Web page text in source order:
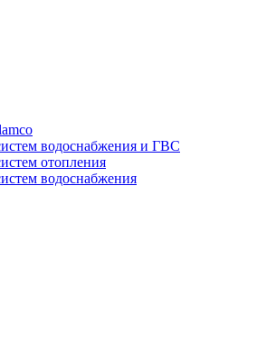
водоснабжения и ГВС
отопления
водоснабжения